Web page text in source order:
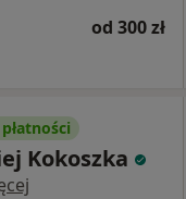
od 300 zł
Kokoszka